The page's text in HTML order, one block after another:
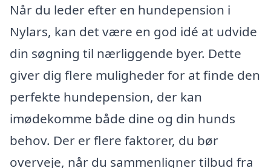
Når du leder efter en hundepension i
Nylars, kan det være en god idé at udvide
din søgning til nærliggende byer. Dette
giver dig flere muligheder for at finde den
perfekte hundepension, der kan
imødekomme både dine og din hunds
behov. Der er flere faktorer, du bør
overveje, når du sammenligner tilbud fra